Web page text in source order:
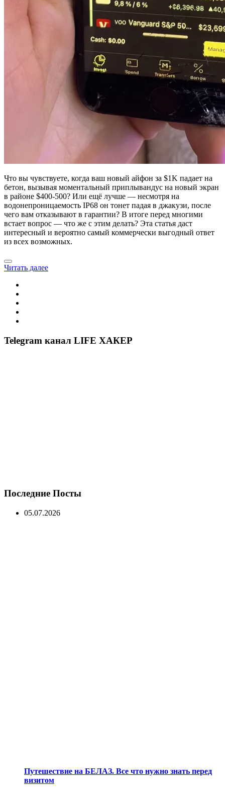
Что вы чувствуете, когда ваш новый айфон за $1K падает на
бетон, вызывая моментальный приплывандус на новый экран
в районе $400-500? Или ещё лучше — несмотря на
водонепроницаемость IP68 он тонет падая в джакузи, после
чего вам отказывают в гарантии? В итоге перед многими
встает вопрос — что же с этим делать? Эта статья даст
интересный и вероятно самый коммерчески выгодный ответ
из всех возможных.
Читать далее
Telegram канал LIFE ХАКЕР
Последние Посты
05.07.2026
Путешествие на БЕЛАЗ. Все что нужно знать перед
визитом